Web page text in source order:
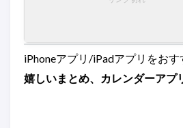
iPhoneアプリ/iPadアプリをおす
嬉しいまとめ、カレンダーアプ